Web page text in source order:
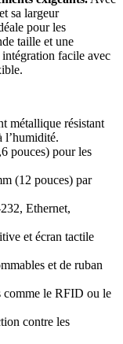
sa largeur
pour les
taille et une
facile avec
métallique résistant
l’humidité.
pouces) pour les
(12 pouces) par
Ethernet,
et écran tactile
et de ruban
comme le RFID ou le
contre les